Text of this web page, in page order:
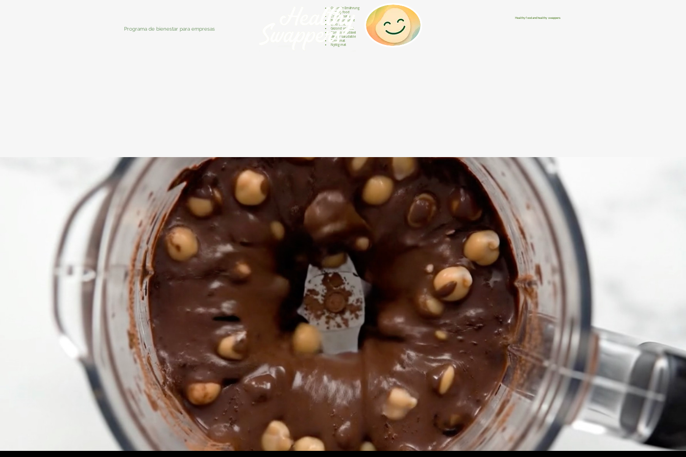
Programa de bienestar para empresas
Gesunde Ernährung
Healthy food
Comida sana
Nourriture saine
Cibo sano
Gezond voedsel
Comida saudável
Menjar saludable
Sunn mat
Nyttig mat
Healthy food and healthy swappers